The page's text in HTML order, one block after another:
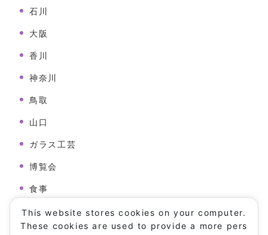
石川
大阪
香川
神奈川
鳥取
山口
ガラス工芸
博覧会
食事
病院
This website stores cookies on your computer.
These cookies are used to provide a more pers